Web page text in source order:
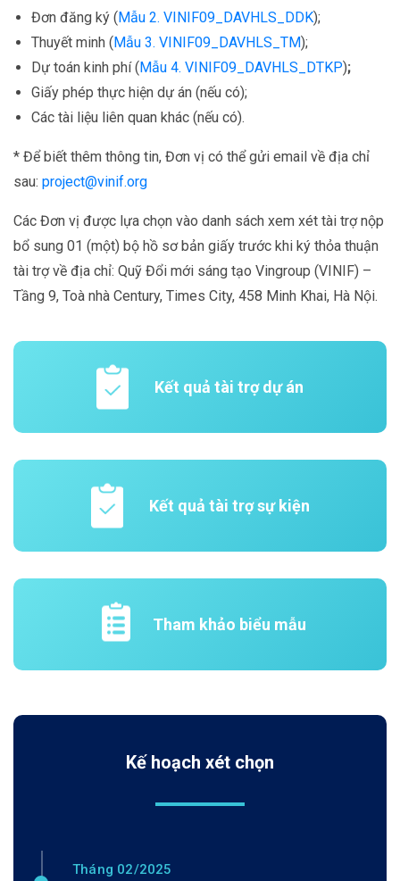
Đơn đăng ký (Mẫu 2. VINIF09_DAVHLS_DDK);
Thuyết minh (Mẫu 3. VINIF09_DAVHLS_TM);
Dự toán kinh phí (Mẫu 4. VINIF09_DAVHLS_DTKP);
Giấy phép thực hiện dự án (nếu có);
Các tài liệu liên quan khác (nếu có).
* Để biết thêm thông tin, Đơn vị có thể gửi email về địa chỉ
sau: project@vinif.org
Các Đơn vị được lựa chọn vào danh sách xem xét tài trợ nộp
bổ sung 01 (một) bộ hồ sơ bản giấy trước khi ký thỏa thuận
tài trợ về địa chỉ: Quỹ Đổi mới sáng tạo Vingroup (VINIF) –
Tầng 9, Toà nhà Century, Times City, 458 Minh Khai, Hà Nội.
Kết quả tài trợ dự án
Kết quả tài trợ sự kiện
Kế hoạch xét chọn
Tháng 02/2025
Tham khảo biểu mẫu